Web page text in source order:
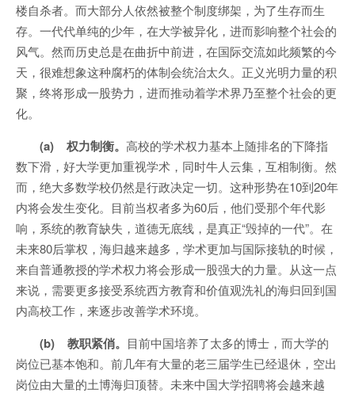
楼自杀者。而大部分人依然被整个制度绑架，为了生存而生
存。一代代单纯的少年，在大学被异化，进而影响整个社会的
风气。然而历史总是在曲折中前进，在国际交流如此频繁的今
天，很难想象这种腐朽的体制会统治太久。正义光明力量的积
聚，终将形成一股势力，进而推动着学术界乃至整个社会的更
化。
(a) 权力制衡。 高校的学术权力基本上随排名的下降指
数下滑，好大学更加重视学术，同时牛人云集，互相制衡。然
而，绝大多数学校仍然是行政决定一切。这种形势在10到20年
内将会发生变化。目前当权者多为60后，他们受那个年代影
响，系统的教育缺失，道德无底线，是真正“毁掉的一代”。在
未来80后掌权，海归越来越多，学术更加与国际接轨的时候，
来自普通教授的学术权力将会形成一股强大的力量。从这一点
来说，需要更多接受系统西方教育和价值观洗礼的海归回到国
内高校工作，来逐步改善学术环境。
(b) 教职紧俏。 目前中国培养了太多的博士，而大学的
岗位已基本饱和。前几年有大量的老三届学生已经退休，空出
岗位由大量的土博海归顶替。未来中国大学招聘将会越来越